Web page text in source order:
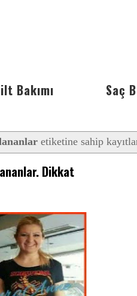
Bakımı Saç
etiketine sahip
Dikkat